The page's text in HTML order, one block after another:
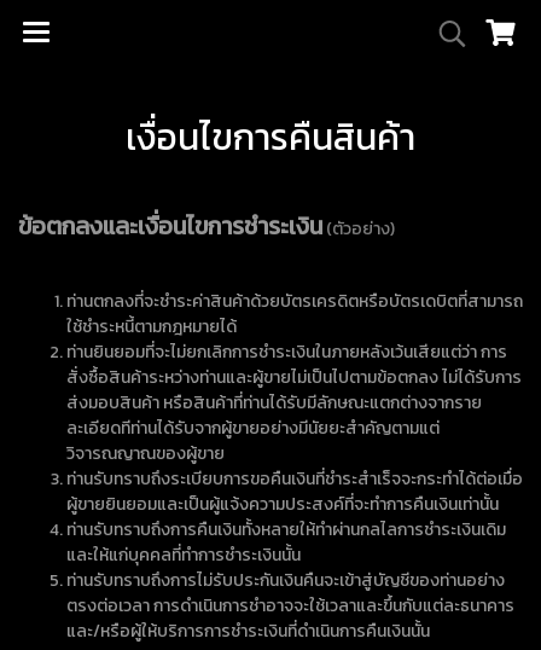
เงื่อนไขการคืนสินค้า
ข้อตกลงและเงื่อนไขการชำระเงิน(ตัวอย่าง)
ท่านตกลงที่จะชำระค่าสินค้าด้วยบัตรเครดิตหรือบัตรเดบิตที่สามารถ
ใช้ชำระหนี้ตามกฎหมายได้
ท่านยินยอมที่จะไม่ยกเลิกการชำระเงินในภายหลังเว้นเสียแต่ว่า การ
สั่งซื้อสินค้าระหว่างท่านและผู้ขายไม่เป็นไปตามข้อตกลง ไม่ได้รับการ
ส่งมอบสินค้า หรือสินค้าที่ท่านได้รับมีลักษณะแตกต่างจากราย
ละเอียดทีท่านได้รับจากผู้ขายอย่างมีนัยยะสำคัญตามแต่
วิจารณญาณของผู้ขาย
ท่านรับทราบถึงระเบียบการขอคืนเงินที่ชำระสำเร็จจะกระทำได้ต่อเมื่อ
ผู้ขายยินยอมและเป็นผู้แจ้งความประสงค์ที่จะทำการคืนเงินเท่านั้น
ท่านรับทราบถึงการคืนเงินทั้งหลายให้ทำผ่านกลไลการชำระเงินเดิม
และให้แก่บุคคลที่ทำการชำระเงินนั้น
ท่านรับทราบถึงการไม่รับประกันเงินคืนจะเข้าสู่บัญชีของท่านอย่าง
ตรงต่อเวลา การดำเนินการชำอาจจะใช้เวลาและขึ้นกับแต่ละธนาคาร
และ/หรือผู้ให้บริการการชำระเงินที่ดำเนินการคืนเงินนั้น